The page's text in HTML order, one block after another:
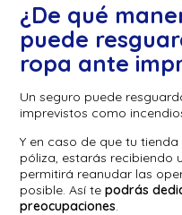
¿De qué
puede
ropa ante
Un seguro puede
imprevistos como
Y en caso de que tu
póliza, estarás recibiendo
permitirá reanudar las
posible. Así tepodrás
preocupaciones.